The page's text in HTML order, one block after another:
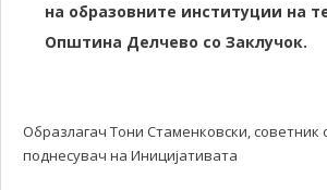
на образовните институции на
Општина Делчево со Заклучок.
Образлагач Тони Стаменковски, советник
поднесувач на Иницијативата